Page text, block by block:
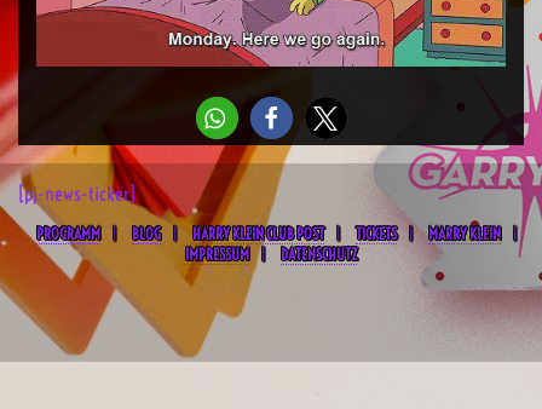
[pj-news-ticker]
PROGRAMM BLOG HARRY KLEIN CLUB POST TICKETS
MARRY KLEIN
IMPRESSUM
DATENSCHUTZ